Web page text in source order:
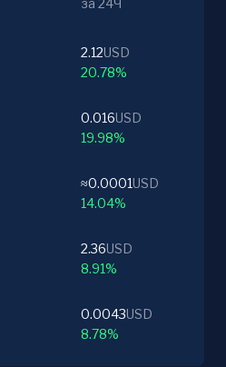
за 24Ч
2.12USD
20.78%
0.016USD
19.98%
≈0.0001USD
14.04%
2.36USD
8.91%
0.0043USD
8.78%